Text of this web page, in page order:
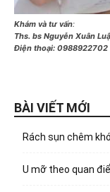
Khám và tư vấn:
Ths. bs Nguyễn Xuân
Điện thoại: 0988922702
BÀI VIẾT MỚI
Rách sụn chêm
U mỡ theo quan